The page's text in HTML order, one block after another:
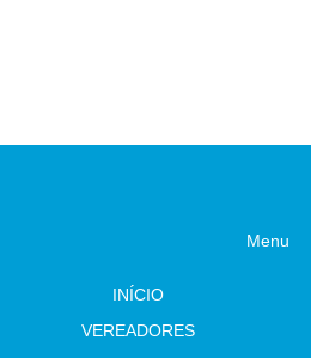
Menu
INÍCIO
VEREADORES